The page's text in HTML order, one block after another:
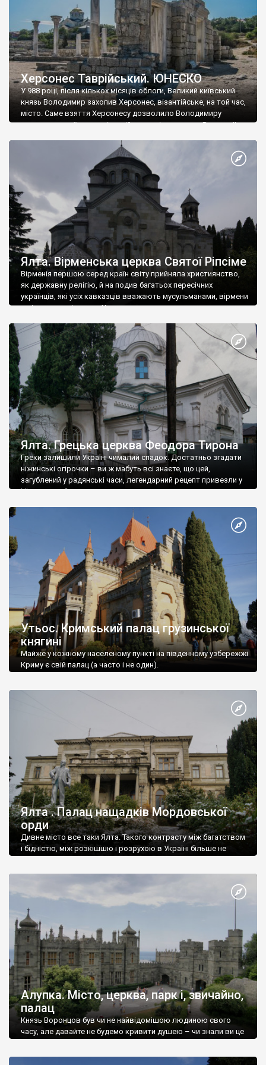
Херсонес Таврійський. ЮНЕСКО
У 988 році, після кількох місяців облоги, Великий київський
князь Володимир захопив Херсонес, візантійське, на той час,
місто. Саме взяття Херсонесу дозволило Володимиру
диктувати свої умови візантійському імператору Василю ІІ, та
Херсонесі Володимир-язичник, став Василем-християнином.
А потім було Хрещення Русі. На честь Херсонесу Таврійського
Ялта. Вірменська церква Святої Ріпсіме
Вірменія першою серед країн світу прийняла християнство,
як державну релігію, й на подив багатьох пересічних
українців, які усіх кавказців вважають мусульманами, вірмени
є відданими вірянами Христа
Ялта. Грецька церква Феодора Тирона
Греки залишили Україні чималий спадок. Достатньо згадати
ніжинські огірочки – ви ж мабуть всі знаєте, що цей,
загублений у радянські часи, легендарний рецепт привезли у
Ніжин греки?
Утьос. Кримський палац грузинської
княгині
Майже у кожному населеному пункті на південному узбережжі
Криму є свій палац (а часто і не один).
Ялта . Палац нащадків Мордовської
орди
Дивне місто все таки Ялта. Такого контрасту між багатством
і бідністю, між розкішшю і розрухою в Україні більше не
Алупка. Місто, церква, парк і, звичайно,
палац
Князь Воронцов був чи не найвідомішою людиною свого
часу, але давайте не будемо кривити душею – чи знали ви це